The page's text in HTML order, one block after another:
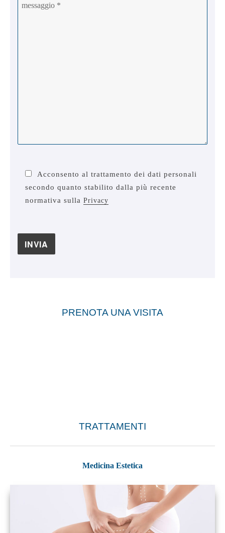
Acconsento al trattamento dei dati personali
secondo quanto stabilito dalla più recente
normativa sulla Privacy
PRENOTA UNA VISITA
TRATTAMENTI
Medicina Estetica